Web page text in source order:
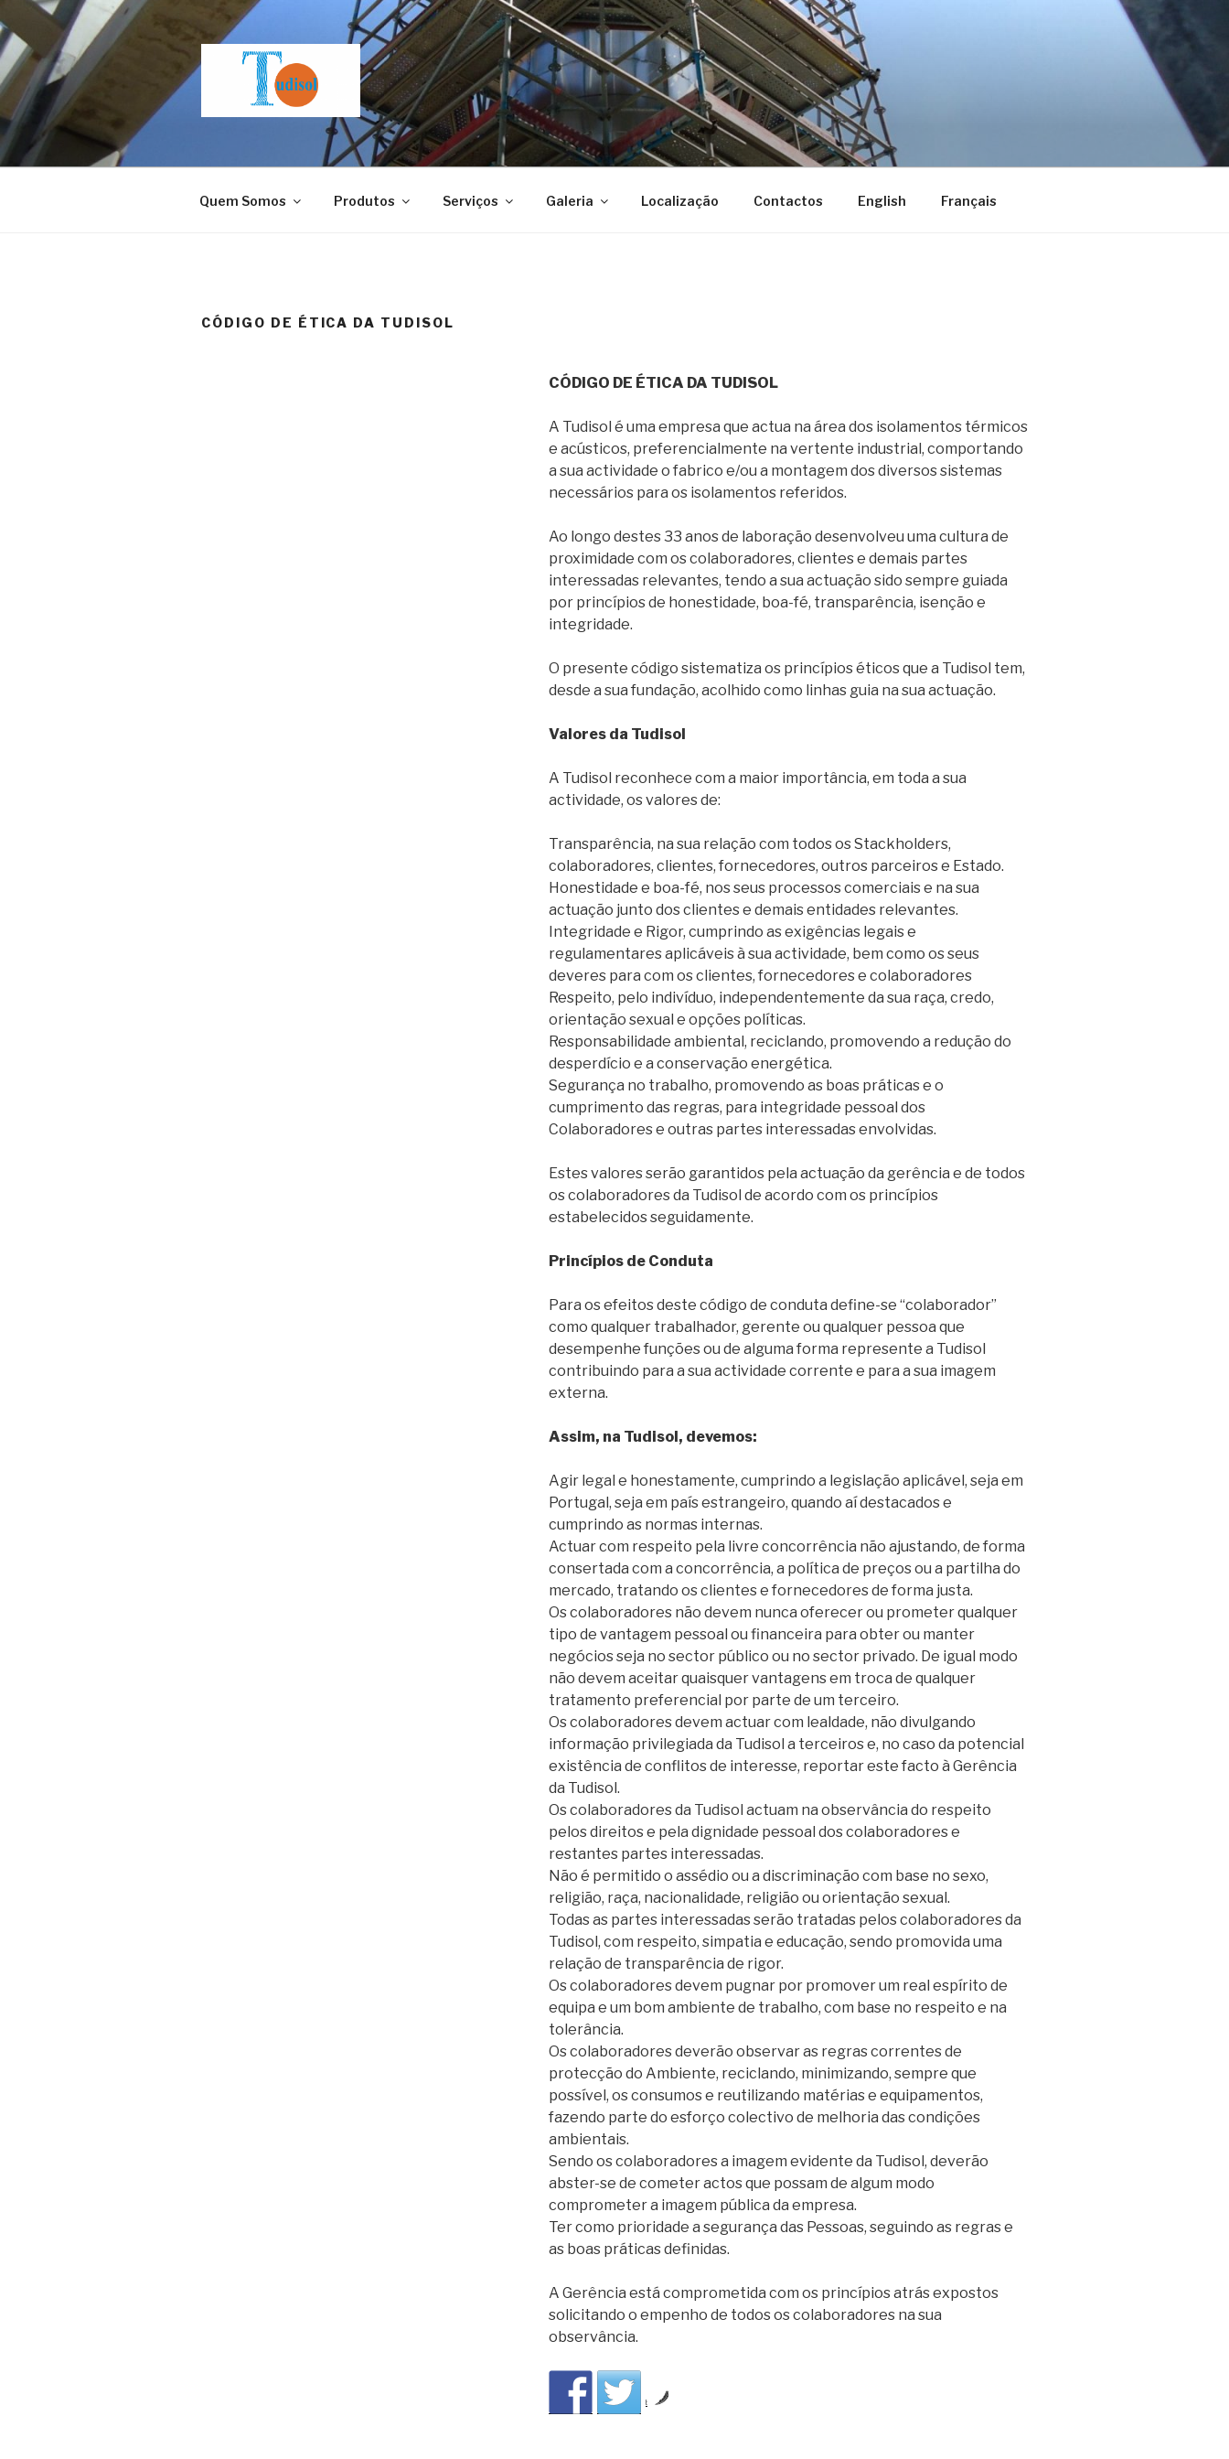
Saltar
para
o
conteúdo
Quem Somos Produtos Serviços Galeria Localização Contactos English Français
CÓDIGO DE ÉTICA DA TUDISOL
CÓDIGO DE ÉTICA DA TUDISOL
A Tudisol é uma empresa que actua na área dos isolamentos térmicos
e acústicos, preferencialmente na vertente industrial, comportando
a sua actividade o fabrico e/ou a montagem dos diversos sistemas
necessários para os isolamentos referidos.
Ao longo destes 33 anos de laboração desenvolveu uma cultura de
proximidade com os colaboradores, clientes e demais partes
interessadas relevantes, tendo a sua actuação sido sempre guiada
por princípios de honestidade, boa-fé, transparência, isenção e
integridade.
O presente código sistematiza os princípios éticos que a Tudisol tem,
desde a sua fundação, acolhido como linhas guia na sua actuação.
Valores da Tudisol
A Tudisol reconhece com a maior importância, em toda a sua
actividade, os valores de:
Transparência, na sua relação com todos os Stackholders,
colaboradores, clientes, fornecedores, outros parceiros e Estado.
Honestidade e boa-fé, nos seus processos comerciais e na sua
actuação junto dos clientes e demais entidades relevantes.
Integridade e Rigor, cumprindo as exigências legais e
regulamentares aplicáveis à sua actividade, bem como os seus
deveres para com os clientes, fornecedores e colaboradores
Respeito, pelo indivíduo, independentemente da sua raça, credo,
orientação sexual e opções políticas.
Responsabilidade ambiental, reciclando, promovendo a redução do
desperdício e a conservação energética.
Segurança no trabalho, promovendo as boas práticas e o
cumprimento das regras, para integridade pessoal dos
Colaboradores e outras partes interessadas envolvidas.
Estes valores serão garantidos pela actuação da gerência e de todos
os colaboradores da Tudisol de acordo com os princípios
estabelecidos seguidamente.
Princípios de Conduta
Para os efeitos deste código de conduta define-se “colaborador”
como qualquer trabalhador, gerente ou qualquer pessoa que
desempenhe funções ou de alguma forma represente a Tudisol
contribuindo para a sua actividade corrente e para a sua imagem
externa.
Assim, na Tudisol, devemos:
Agir legal e honestamente, cumprindo a legislação aplicável, seja em
Portugal, seja em país estrangeiro, quando aí destacados e
cumprindo as normas internas.
Actuar com respeito pela livre concorrência não ajustando, de forma
consertada com a concorrência, a política de preços ou a partilha do
mercado, tratando os clientes e fornecedores de forma justa.
Os colaboradores não devem nunca oferecer ou prometer qualquer
tipo de vantagem pessoal ou financeira para obter ou manter
negócios seja no sector público ou no sector privado. De igual modo
não devem aceitar quaisquer vantagens em troca de qualquer
tratamento preferencial por parte de um terceiro.
Os colaboradores devem actuar com lealdade, não divulgando
informação privilegiada da Tudisol a terceiros e, no caso da potencial
existência de conflitos de interesse, reportar este facto à Gerência
da Tudisol.
Os colaboradores da Tudisol actuam na observância do respeito
pelos direitos e pela dignidade pessoal dos colaboradores e
restantes partes interessadas.
Não é permitido o assédio ou a discriminação com base no sexo,
religião, raça, nacionalidade, religião ou orientação sexual.
Todas as partes interessadas serão tratadas pelos colaboradores da
Tudisol, com respeito, simpatia e educação, sendo promovida uma
relação de transparência de rigor.
Os colaboradores devem pugnar por promover um real espírito de
equipa e um bom ambiente de trabalho, com base no respeito e na
tolerância.
Os colaboradores deverão observar as regras correntes de
protecção do Ambiente, reciclando, minimizando, sempre que
possível, os consumos e reutilizando matérias e equipamentos,
fazendo parte do esforço colectivo de melhoria das condições
ambientais.
Sendo os colaboradores a imagem evidente da Tudisol, deverão
abster-se de cometer actos que possam de algum modo
comprometer a imagem pública da empresa.
Ter como prioridade a segurança das Pessoas, seguindo as regras e
as boas práticas definidas.
A Gerência está comprometida com os princípios atrás expostos
solicitando o empenho de todos os colaboradores na sua
observância.
by